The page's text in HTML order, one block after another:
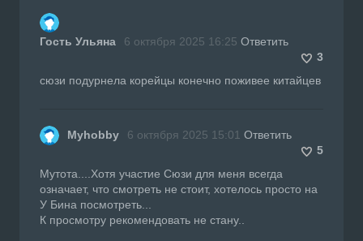
Гость Ульяна 6 октября 2025 16:25 Ответить
3
сюзи подурнела корейцы конечно поживее китайцев
Myhobby 6 октября 2025 15:01 Ответить
5
Мутота....Хотя участие Сюзи для меня всегда
означает, что смотреть не стоит, хотелось просто на
У Бина посмотреть...
К просмотру рекомендовать не стану..